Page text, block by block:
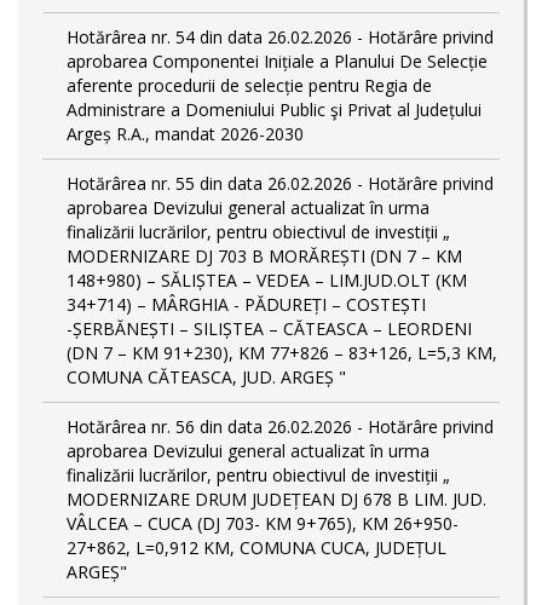
Hotărârea nr. 54 din data 26.02.2026 - Hotărâre privind
aprobarea Componentei Inițiale a Planului De Selecție
aferente procedurii de selecție pentru Regia de
Administrare a Domeniului Public şi Privat al Județului
Argeș R.A., mandat 2026-2030
Hotărârea nr. 55 din data 26.02.2026 - Hotărâre privind
aprobarea Devizului general actualizat în urma
finalizării lucrărilor, pentru obiectivul de investiții „
MODERNIZARE DJ 703 B MORĂREȘTI (DN 7 – KM
148+980) – SĂLIȘTEA – VEDEA – LIM.JUD.OLT (KM
34+714) – MÂRGHIA - PĂDUREȚI – COSTEȘTI
-ȘERBĂNEȘTI – SILIȘTEA – CĂTEASCA – LEORDENI
(DN 7 – KM 91+230), KM 77+826 – 83+126, L=5,3 KM,
COMUNA CĂTEASCA, JUD. ARGEȘ "
Hotărârea nr. 56 din data 26.02.2026 - Hotărâre privind
aprobarea Devizului general actualizat în urma
finalizării lucrărilor, pentru obiectivul de investiții „
MODERNIZARE DRUM JUDEȚEAN DJ 678 B LIM. JUD.
VÂLCEA – CUCA (DJ 703- KM 9+765), KM 26+950-
27+862, L=0,912 KM, COMUNA CUCA, JUDEȚUL
ARGEȘ"